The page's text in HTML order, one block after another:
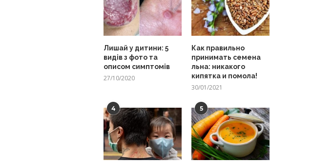
Лишай у дитини: 5
видів з фото та
описом симптомів
27/10/2020
Как правильно
принимать семена
льна: никакого
кипятка и помола!
30/01/2021
4 5